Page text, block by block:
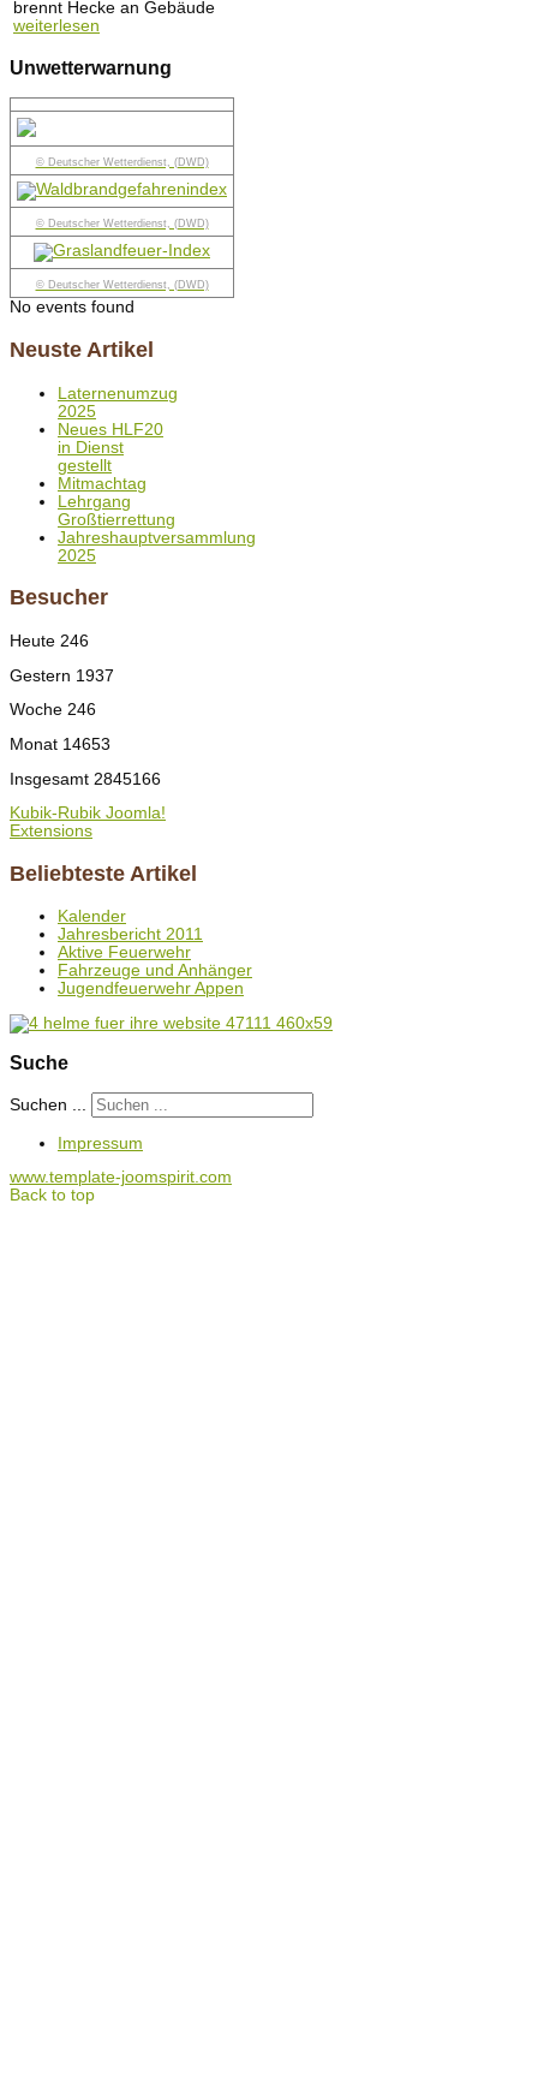
brennt Hecke an Gebäude
weiterlesen
Unwetterwarnung
© Deutscher Wetterdienst, (DWD)
© Deutscher Wetterdienst, (DWD)
© Deutscher Wetterdienst, (DWD)
No events found
Neuste Artikel
Laternenumzug
2025
Neues HLF20
in Dienst
gestellt
Mitmachtag
Lehrgang
Großtierrettung
Jahreshauptversammlung
2025
Besucher
Heute 246
Gestern 1937
Woche 246
Monat 14653
Insgesamt 2845166
Kubik-Rubik Joomla!
Extensions
Beliebteste Artikel
Kalender
Jahresbericht 2011
Aktive Feuerwehr
Fahrzeuge und Anhänger
Jugendfeuerwehr Appen
Suche
Suchen ...
Impressum
www.template-joomspirit.com
Back to top